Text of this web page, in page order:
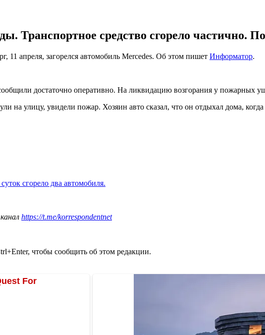
Транспортное средство сгорело частично.
11 апреля, загорелся автомобиль Mercedes. Об этом пишет Информатор.
достаточно оперативно. На ликвидацию возгорания у пожарных
на улицу, увидели пожар. Хозяин авто сказал, что он отдыхал дома,
сгорело два автомобиля.
https://t.me/korrespondentnet
чтобы сообщить об этом редакции.